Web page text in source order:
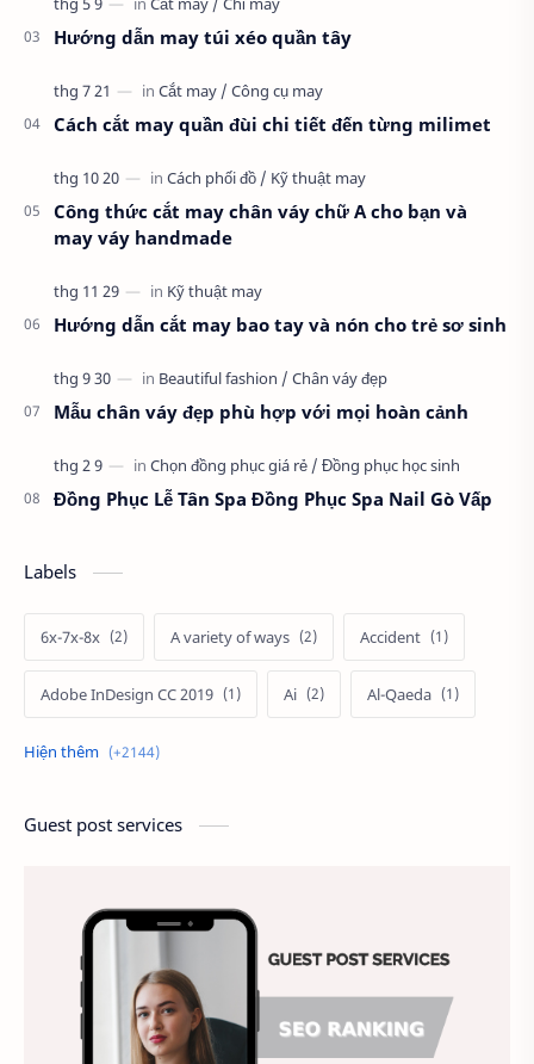
Hướng dẫn may túi xéo quần tây
Cách cắt may quần đùi chi tiết đến từng milimet
Công thức cắt may chân váy chữ A cho bạn và
may váy handmade
Hướng dẫn cắt may bao tay và nón cho trẻ sơ sinh
Mẫu chân váy đẹp phù hợp với mọi hoàn cảnh
Đồng Phục Lễ Tân Spa Đồng Phục Spa Nail Gò Vấp
Labels
6x-7x-8x A variety of ways Accident
Adobe InDesign CC 2019 Ai Al-Qaeda
Alien Alternative
Ảnh nền chuẩn HD Ảnh nền đẹp
Ảnh nền sinh nhật
Animal Ankle boots Antarctic
Guest post services